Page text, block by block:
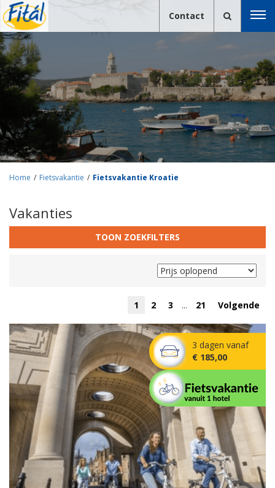
Contact
Home / Fietsvakantie / Fietsvakantie Kroatie
Vakanties
TOON ZOEKFILTERS
1 2 3 ... 21 Volgende
3 dagen vanaf
€ 185,00